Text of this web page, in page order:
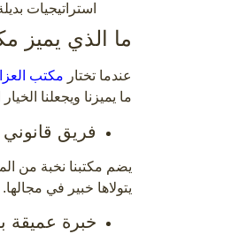
استراتيجيات
ما الذي يميز
عندما تختار مكتب
ما يميزنا ويجعلنا
فريق
يضم مكتبنا نخبة من
يتولاها خبير في مجالها.
خبرة عميقة